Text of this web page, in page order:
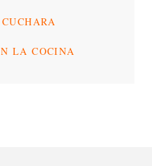
LA COCINA